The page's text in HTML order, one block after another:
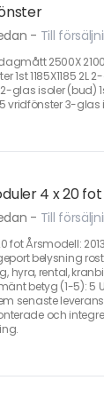
- Till
2500X
1st 1185X1185 2L
glas isoler (bud)
vridfönster 3-glas
4 x 20 fot
- Till
fot Årsmodell:
belysning
hyra, rental,
betyg (1-5): 5
senaste
och